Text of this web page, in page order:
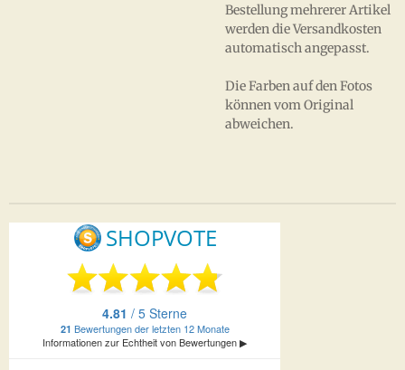
Bestellung mehrerer Artikel
werden die Versandkosten
automatisch angepasst.
Die Farben auf den Fotos
können vom Original
abweichen.